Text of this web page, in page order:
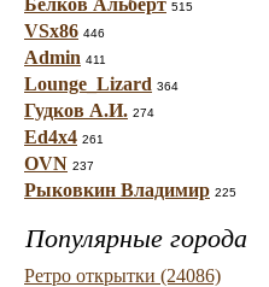
Белков Альберт 515
VSx86 446
Admin 411
Lounge_Lizard 364
Гудков А.И. 274
Ed4x4 261
OVN 237
Рыковкин Владимир 225
Популярные города
Ретро открытки (24086)